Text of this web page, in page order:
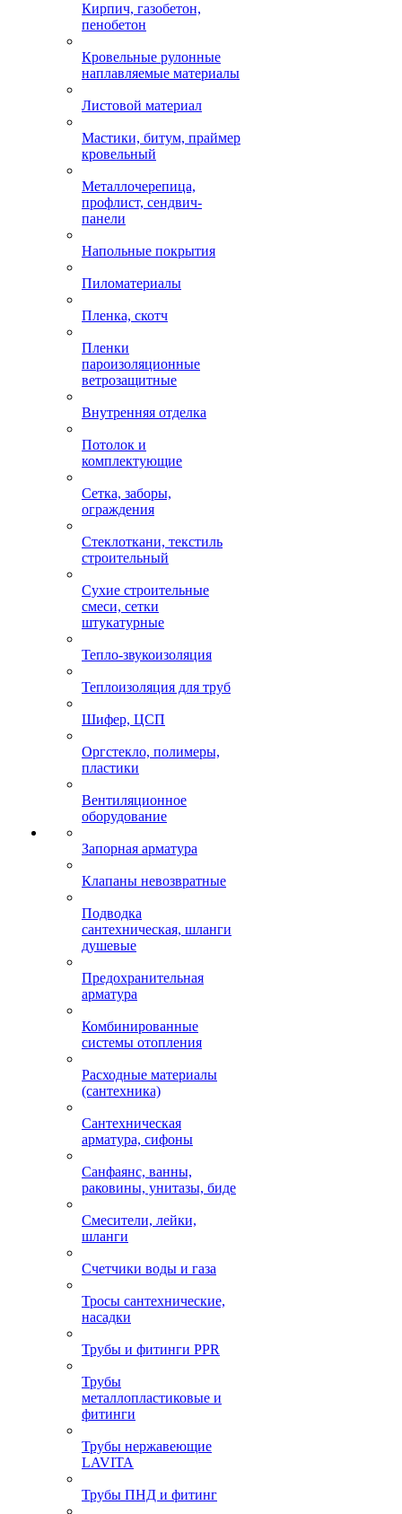
Кирпич, газобетон,
пенобетон
Кровельные рулонные
наплавляемые материалы
Листовой материал
Мастики, битум, праймер
кровельный
Металлочерепица,
профлист, сендвич-
панели
Напольные покрытия
Пиломатериалы
Пленка, скотч
Пленки
пароизоляционные
ветрозащитные
Внутренняя отделка
Потолок и
комплектующие
Сетка, заборы,
ограждения
Стеклоткани, текстиль
строительный
Сухие строительные
смеси, сетки
штукатурные
Тепло-звукоизоляция
Теплоизоляция для труб
Шифер, ЦСП
Оргстекло, полимеры,
пластики
Вентиляционное
оборудование
Запорная арматура
Клапаны невозвратные
Подводка
сантехническая, шланги
душевые
Предохранительная
арматура
Комбинированные
системы отопления
Расходные материалы
(сантехника)
Сантехническая
арматура, сифоны
Санфаянс, ванны,
раковины, унитазы, биде
Смесители, лейки,
шланги
Счетчики воды и газа
Тросы сантехнические,
насадки
Трубы и фитинги PPR
Трубы
металлопластиковые и
фитинги
Трубы нержавеющие
LAVITA
Трубы ПНД и фитинг